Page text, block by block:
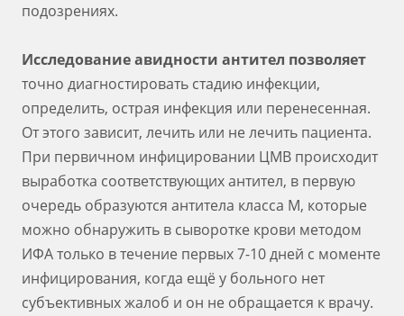
подозрениях.
Исследование авидности антител позволяет
точно диагностировать стадию инфекции,
определить, острая инфекция или перенесенная.
От этого зависит, лечить или не лечить пациента.
При первичном инфицировании ЦМВ происходит
выработка соответствующих антител, в первую
очередь образуются антитела класса М, которые
можно обнаружить в сыворотке крови методом
ИФА только в течение первых 7-10 дней с моменте
инфицирования, когда ещё у больного нет
субъективных жалоб и он не обращается к врачу.